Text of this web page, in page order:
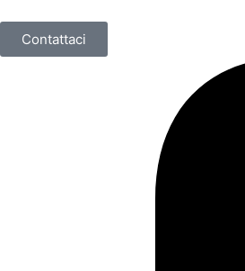
Contattaci